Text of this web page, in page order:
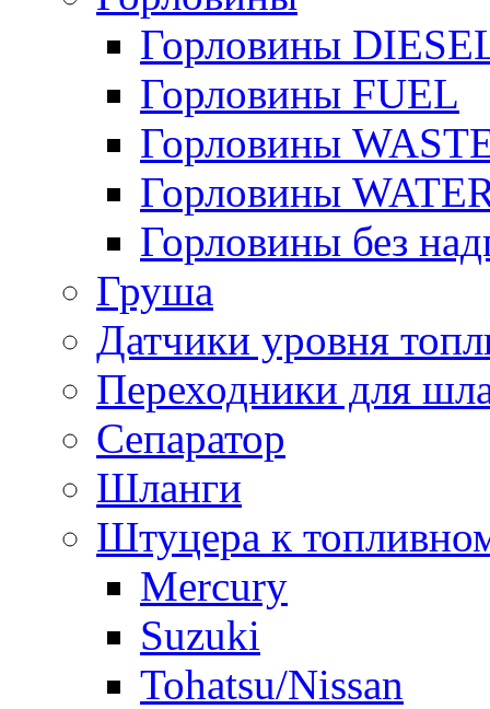
Горловины
Горловины FUEL
Горловины
Горловины
Горловины без
Груша
Датчики уровня
Переходники для
Сепаратор
Шланги
Штуцера к
Mercury
Suzuki
Tohatsu/Nissan